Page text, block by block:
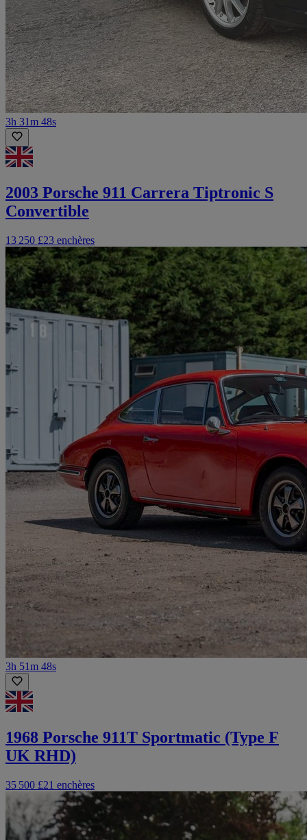
3h 31m 48s
2003 Porsche 911 Carrera Tiptronic S
Convertible
13 250 £23 enchères
3h 51m 48s
1968 Porsche 911T Sportmatic (Type F
UK RHD)
35 500 £21 enchères